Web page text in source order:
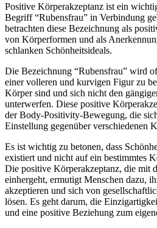
Positive Körperakzeptanz ist ein
Begriff “Rubensfrau” in Verbindung
betrachten diese Bezeichnung als
von Körperformen und als
schlanken Schönheitsideals.
Die Bezeichnung “Rubensfrau” wird
einer volleren und kurvigen Figur zu
Körper sind und sich nicht den
unterwerfen. Diese positive
der Body-Positivity-Bewegung, die
Einstellung gegenüber verschiedenen
Es ist wichtig zu betonen, dass
existiert und nicht auf ein bestimmtes
Die positive Körperakzeptanz, die mit
einhergeht, ermutigt Menschen dazu,
akzeptieren und sich von
lösen. Es geht darum, die
und eine positive Beziehung zum